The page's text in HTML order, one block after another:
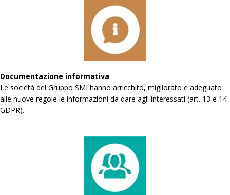
Documentazione informativa
Le società del Gruppo SMI hanno arricchito, migliorato e adeguato
alle nuove regole le informazioni da dare agli interessati (art. 13 e 14
GDPR).